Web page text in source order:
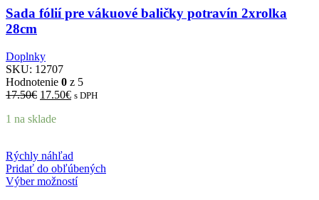
Sada fólií pre vákuové baličky potravín 2xrolka
28cm
Doplnky
SKU: 12707
Hodnotenie 0 z 5
17.50€ Pôvodná
bola:
17.50€Aktuálna
s DPH
1 na sklade
Rýchly náhľad
Pridať do obľúbených
Výber možností